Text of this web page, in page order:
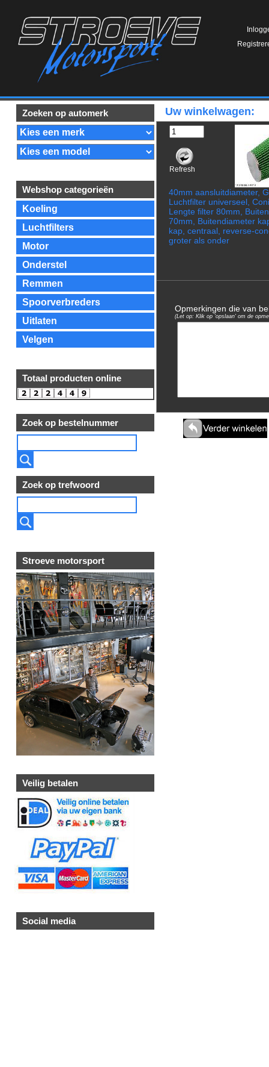
Zoeken op automerk
Webshop categorieën
Koeling
Luchtfilters
Motor
Onderstel
Remmen
Spoorverbreders
Uitlaten
Velgen
Totaal producten online
Zoek op bestelnummer
Zoek op trefwoord
Stroeve motorsport
Veilig betalen
Social media
Uw winkelwagen:
Refresh
40mm aansluitdiameter,
Luchtfilter universeel,
Lengte filter 80mm,
70mm, Buitendiameter
kap, centraal, reverse-
groter als onder
Opmerkingen die van
(Let op: Klik op 'opslaan' om de